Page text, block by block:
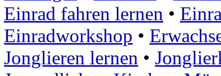
Einrad fahren lernen •
Einradworkshop •
Jonglieren lernen •